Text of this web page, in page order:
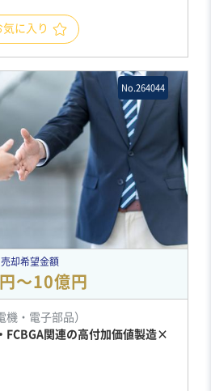
気に入り
No.264044
売却希望金額
〜10億円
・電子部品）
FCBGA関連の高付加価値製造×